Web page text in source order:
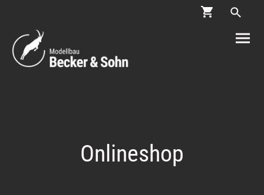
Onlineshop